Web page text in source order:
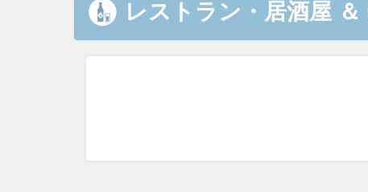
レストラン・居酒屋 ＆